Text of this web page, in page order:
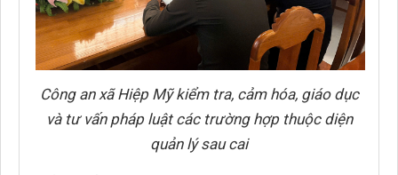
Công an xã Hiệp Mỹ kiểm tra, cảm hóa, giáo dục
và tư vấn pháp luật các trường hợp thuộc diện
quản lý sau cai